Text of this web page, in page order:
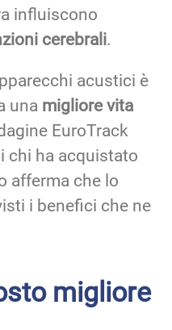
influiscono
cerebrali.
acustici è
una migliore vita
EuroTrack
chi ha acquistato
afferma che lo
i benefici che ne
migliore